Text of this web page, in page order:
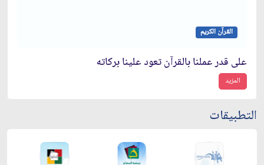
القرآن الكريم
على قدر عملنا بالقرآن تعود علينا بركاته
المزيد
التطبيقات